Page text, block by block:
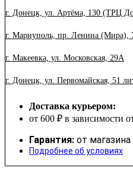
Blue
г. Донецк, ул. Артёма, 130 (ТРЦ
г. Мариуполь, пр. Ленина (Мира),
г. Макеевка, ул. Московская, 29А
г. Донецк, ул. Первомайская, 51
Доставка курьером:
от 600 ₽ в зависимости
Гарантия: от магазина
Подробнее об условиях